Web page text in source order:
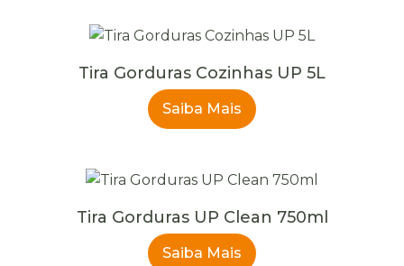
Tira Gorduras Cozinhas UP 5L
Saiba Mais
Tira Gorduras UP Clean 750ml
Saiba Mais